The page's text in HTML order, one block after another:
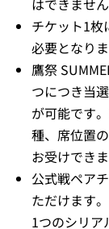
はできません
チケット1枚
必要となりま
鷹祭
つにつき当
が可能です
種、席位置
お受けできま
公式戦ペア
ただけます。
1つのシリア